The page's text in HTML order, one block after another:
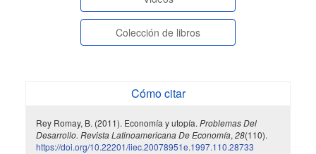
Colección de libros
Cómo citar
Rey Romay, B. (2011). Economía y utopía. Problemas Del
Desarrollo. Revista Latinoamericana De Economía, 28(110).
https://doi.org/10.22201/iiec.20078951e.1997.110.28733